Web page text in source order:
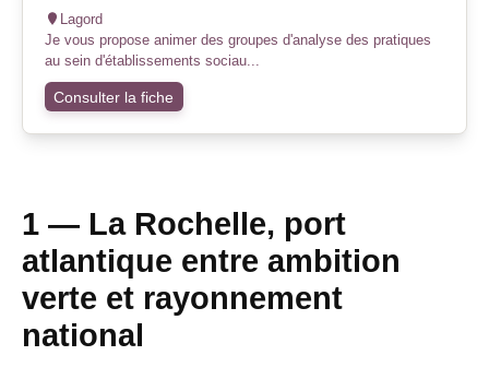
Lagord
Je vous propose animer des groupes d'analyse des pratiques
au sein d'établissements sociau...
Consulter la fiche
1 — La Rochelle, port
atlantique entre ambition
verte et rayonnement
national